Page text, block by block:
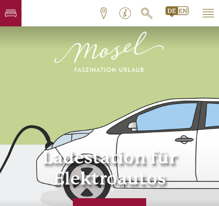
Ladestation für
Elektroautos